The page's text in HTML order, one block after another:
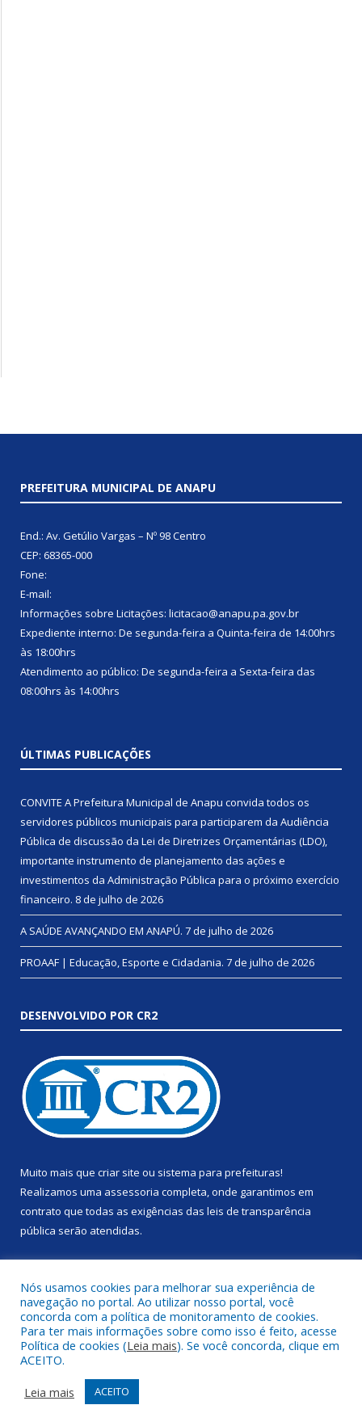
PREFEITURA MUNICIPAL DE ANAPU
End.: Av. Getúlio Vargas – Nº 98 Centro
CEP: 68365-000
Fone:
E-mail:
Informações sobre Licitações: licitacao@anapu.pa.gov.br
Expediente interno: De segunda-feira a Quinta-feira de 14:00hrs
às 18:00hrs
Atendimento ao público: De segunda-feira a Sexta-feira das
08:00hrs às 14:00hrs
ÚLTIMAS PUBLICAÇÕES
CONVITE A Prefeitura Municipal de Anapu convida todos os
servidores públicos municipais para participarem da Audiência
Pública de discussão da Lei de Diretrizes Orçamentárias (LDO),
importante instrumento de planejamento das ações e
investimentos da Administração Pública para o próximo exercício
financeiro. 8 de julho de 2026
A SAÚDE AVANÇANDO EM ANAPÚ. 7 de julho de 2026
PROAAF | Educação, Esporte e Cidadania. 7 de julho de 2026
DESENVOLVIDO POR CR2
Muito mais que criar site ou sistema para prefeituras!
Realizamos uma assessoria completa, onde garantimos em
contrato que todas as exigências das leis de transparência
pública serão atendidas.
Todos os direitos reservados a Prefeitura Municipal de Anapu.
Mapa do Site
Acessar Área Administrativa
Nós usamos cookies para melhorar sua experiência de
navegação no portal. Ao utilizar nosso portal, você
concorda com a política de monitoramento de cookies.
Para ter mais informações sobre como isso é feito, acesse
Política de cookies (Leia mais). Se você concorda, clique em
ACEITO.
Leia mais
ACEITO